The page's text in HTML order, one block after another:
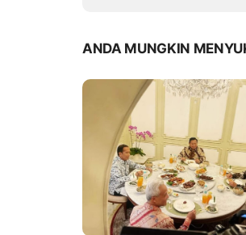
ANDA MUNGKIN